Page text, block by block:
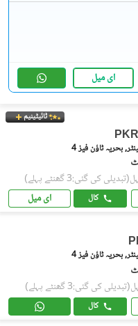
ای میل
ٹائیٹینیم
PKR
بحریہ ٹاؤن فیز 4
(تبدیلی کی گئی:3 گھنٹے پہلے)
کال ای میل
بحریہ ٹاؤن فیز 4
(تبدیلی کی گئی:3 گھنٹے پہلے)
کال